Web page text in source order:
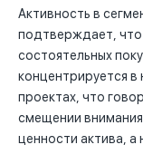
Активность в
подтверждает,
состоятельных
концентрируется в
проектах, что
смещении
ценности актива, а